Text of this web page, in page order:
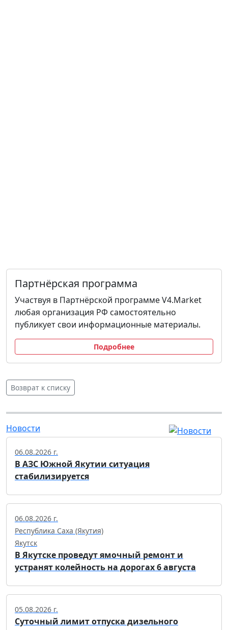
Партнёрская программа
Участвуя в Партнёрской программе V4.Market
любая организация РФ самостоятельно
публикует свои информационные материалы.
Подробнее
Возврат к списку
Новости
06.08.2026 г.
В АЗС Южной Якутии ситуация
стабилизируется
06.08.2026 г.
Республика Саха (Якутия)
Якутск
В Якутске проведут ямочный ремонт и
устранят колейность на дорогах 6 августа
05.08.2026 г.
Суточный лимит отпуска дизельного